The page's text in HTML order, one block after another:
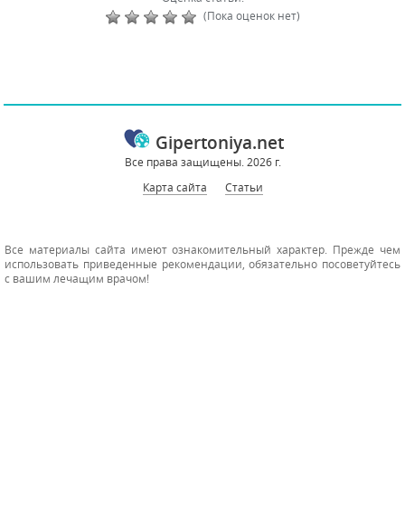
(Пока оценок нет)
Gipertoniya.net
Все права защищены. 2026 г.
Карта сайта
Статьи
Все материалы сайта имеют ознакомительный характер. Прежде чем
использовать приведенные рекомендации, обязательно посоветуйтесь
с вашим лечащим врачом!